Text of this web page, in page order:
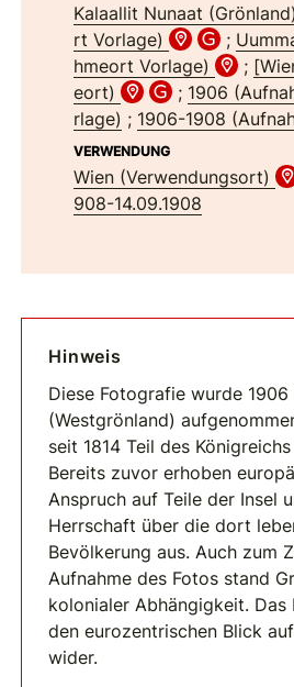
Kalaallit Nunaat
rt Vorlage)
;
hmeort Vorlage)
;
eort)
; 1906
rlage) ; 1906-1908
VERWENDUNG
Wien (Verwendungsort)
908-14.09.1908
Hinweis
Diese Fotografie wurde 1906
(Westgrönland)
seit 1814 Teil des
Bereits zuvor erhoben
Anspruch auf Teile der Insel
Herrschaft über die dort
Bevölkerung aus. Auch zum
Aufnahme des Fotos stand
kolonialer Abhängigkeit. Das
den eurozentrischen Blick
wider.